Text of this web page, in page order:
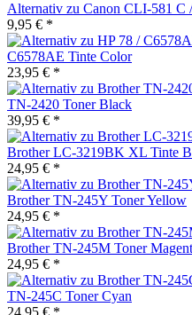
Alternativ zu Canon CLI-581
9,95 € *
C6578AE Tinte Color
23,95 € *
TN-2420 Toner Black
39,95 € *
Brother LC-3219BK XL Tinte
24,95 € *
Brother TN-245Y Toner Yellow
24,95 € *
Brother TN-245M Toner
24,95 € *
TN-245C Toner Cyan